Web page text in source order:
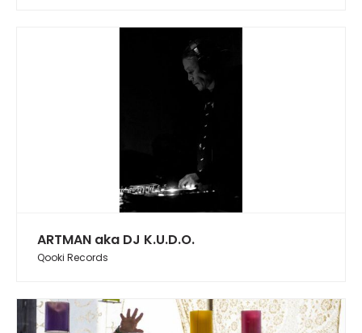
ARTMAN aka DJ K.U.D.O.
Qooki Records